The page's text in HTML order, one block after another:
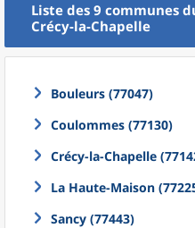
Liste des 9 communes
Crécy-la-Chapelle
Bouleurs (77047)
Coulommes (77130)
Crécy-la-Chapelle
La Haute-Maison
Sancy (77443)